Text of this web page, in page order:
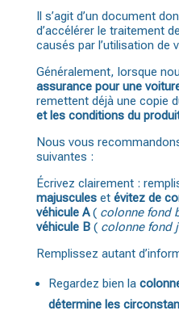
Il s’agit d’un document
d’accélérer le traitement
causés par l’utilisation de
Généralement, lorsque
assurance pour une
remettent déjà une copie
et les conditions du
Nous vous
suivantes :
Écrivez clairement :
majusculeset évitez de
véhicule A( colonne fond
véhicule B( colonne fond
Remplissez autant
Regardez bien la
détermine les